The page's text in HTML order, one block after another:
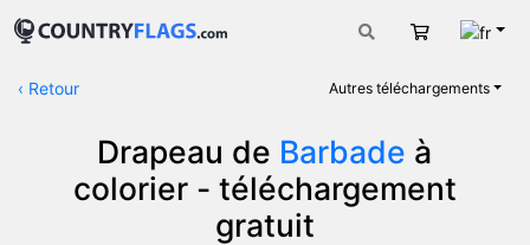
Panier
‹ Retour Autres téléchargements
Drapeau de Barbade à
colorier - téléchargement
gratuit